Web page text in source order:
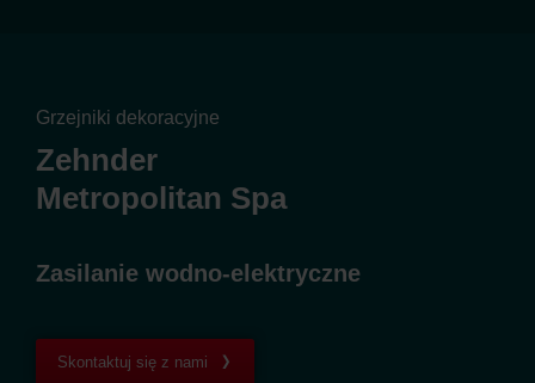
Grzejniki dekoracyjne
Zehnder
Metropolitan Spa
Zasilanie wodno-elektryczne
Skontaktuj się z nami